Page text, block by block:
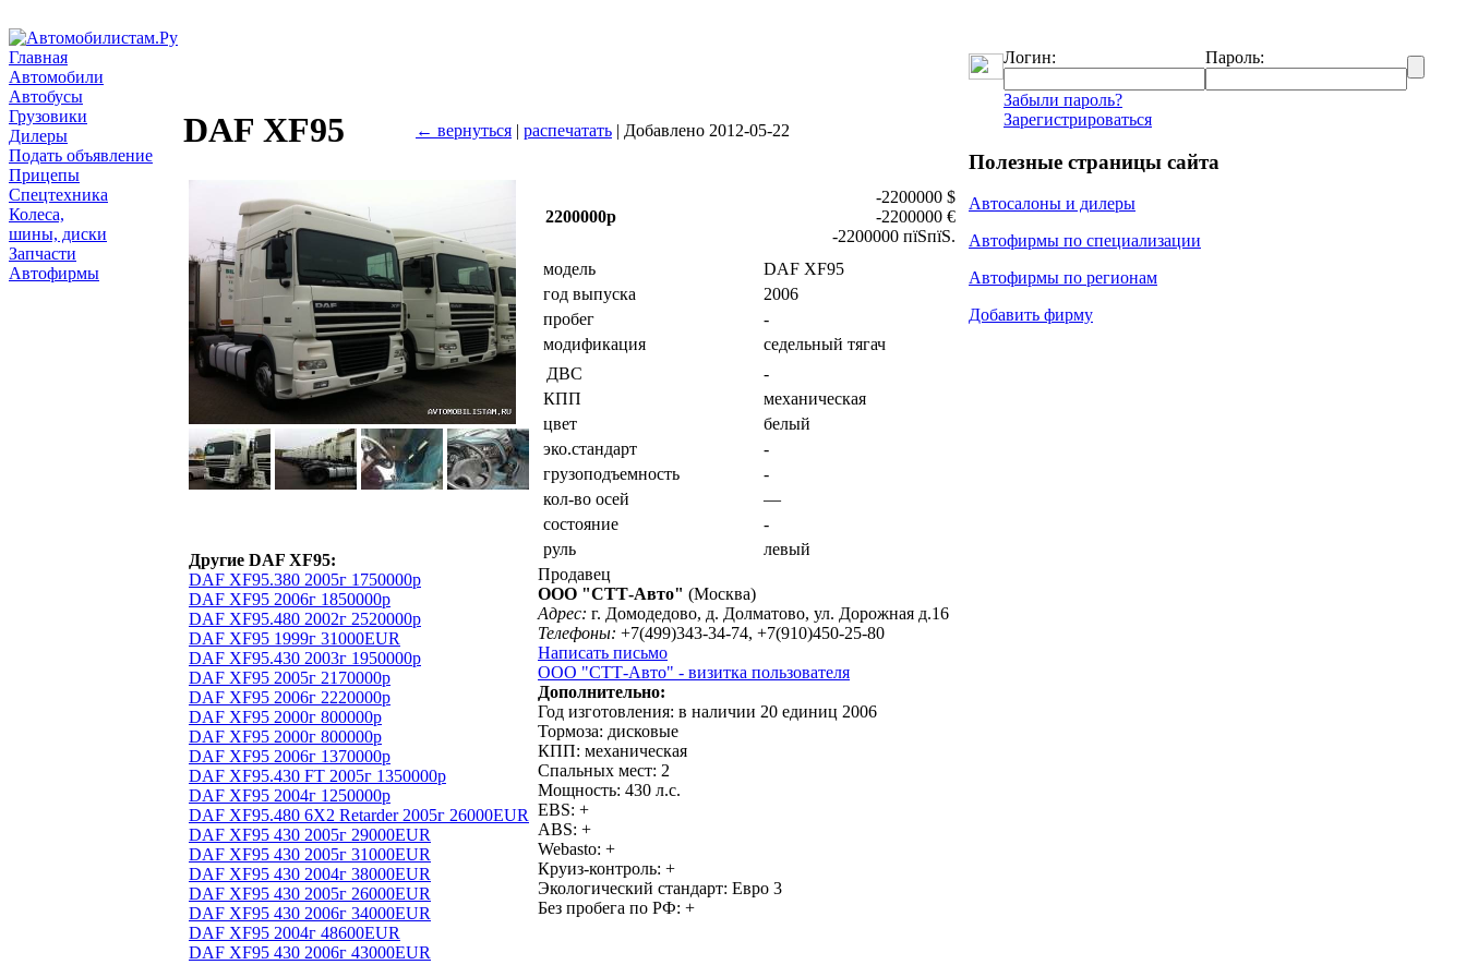
Главная
Автомобили
Автобусы
Грузовики
Дилеры
Подать объявление
Прицепы
Спецтехника
Колеса,
шины, диски
Запчасти
Автофирмы
DAF XF95 ← вернуться | распечатать | Добавлено 2012-05-22
Другие DAF XF95:
DAF XF95.380 2005г 1750000р
DAF XF95 2006г 1850000р
DAF XF95.480 2002г 2520000р
DAF XF95 1999г 31000EUR
DAF XF95.430 2003г 1950000р
DAF XF95 2005г 2170000р
DAF XF95 2006г 2220000р
DAF XF95 2000г 800000р
DAF XF95 2000г 800000р
DAF XF95 2006г 1370000р
DAF XF95.430 FT 2005г 1350000р
DAF XF95 2004г 1250000р
DAF XF95.480 6X2 Retarder 2005г 26000EUR
DAF XF95 430 2005г 29000EUR
DAF XF95 430 2005г 31000EUR
DAF XF95 430 2004г 38000EUR
DAF XF95 430 2005г 26000EUR
DAF XF95 430 2006г 34000EUR
DAF XF95 2004г 48600EUR
DAF XF95 430 2006г 43000EUR
2200000р
-2200000 $
-2200000 €
-2200000 пїЅпїЅ.
модель
DAF XF95
год выпуска
2006
пробег
-
модификация
седельный тягач
ДВС
-
КПП
механическая
цвет
белый
эко.стандарт
-
грузоподъемность
-
кол-во осей
—
состояние
-
руль
левый
Продавец
ООО "СТТ-Авто" (Москва)
Адрес: г. Домодедово, д. Долматово, ул. Дорожная д.16
Телефоны: +7(499)343-34-74, +7(910)450-25-80
Написать письмо
ООО "СТТ-Авто" - визитка пользователя
Дополнительно:
Год изготовления: в наличии 20 единиц 2006
Тормоза: дисковые
КПП: механическая
Спальных мест: 2
Мощность: 430 л.с.
EBS: +
ABS: +
Webasto: +
Круиз-контроль: +
Экологический стандарт: Евро 3
Без пробега по РФ: +
Логин: Пароль:
Забыли пароль?
Зарегистрироваться
Полезные страницы сайта
Автосалоны и дилеры
Автофирмы по специализации
Автофирмы по регионам
Добавить фирму